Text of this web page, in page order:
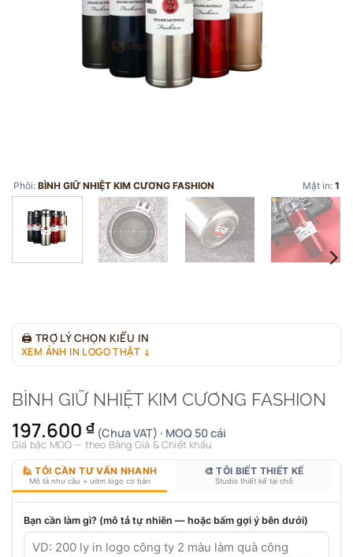
Phôi: BÌNH GIỮ NHIỆT KIM CƯƠNG FASHION Mặt in: 1
🖨 TRỢ LÝ CHỌN KIỂU IN
XEM ẢNH IN LOGO THẬT ↓
BÌNH GIỮ NHIỆT KIM CƯƠNG FASHION
197.600 ₫ (Chưa VAT) · MOQ 50 cái
Giá bậc MOQ — theo Bảng Giá & Chiết khấu
🙋 TÔI CẦN TƯ VẤN NHANH
Mô tả nhu cầu + ướm logo cơ bản
🎨 TÔI BIẾT THIẾT KẾ
Studio thiết kế tại chỗ
Bạn cần làm gì? (mô tả tự nhiên — hoặc bấm gợi ý bên dưới)